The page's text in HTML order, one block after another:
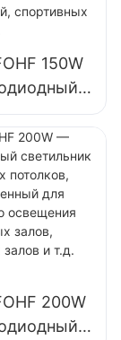
150W
для
залов
200W